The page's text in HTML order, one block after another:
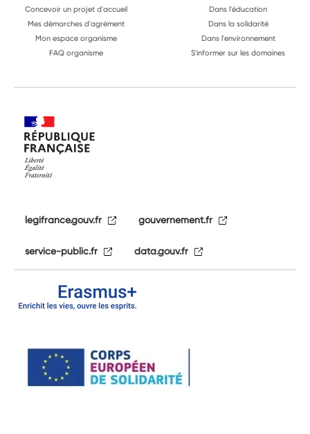
Concevoir un projet d'accueil
Mes démarches d'agrément
Mon espace organisme
FAQ organisme
Dans l'éducation
Dans la solidarité
Dans l'environnement
S'informer sur les domaines
legifrance.gouv.fr gouvernement.fr
service-public.fr data.gouv.fr